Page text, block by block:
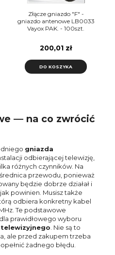
Złącze gniazdo "F" -
gniazdo antenowe LB0033
Vayox PAK. - 100szt.
200,01 zł
DO KOSZYKA
— na co zwrócić
gniazda
odbierającej telewizję,
różnych czynników. Na
przewodu, ponieważ
będzie dobrze działał i
powinien. Musisz także
odbiera konkretny kabel
Te podstawowe
prawidłowego wyboru
. Nie są to
ale przed zakupem trzeba
żadnego błędu.